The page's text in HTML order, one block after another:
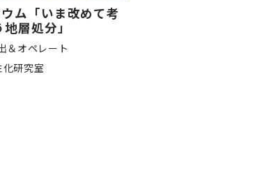
ム「いま改めて考
地層処分」
＆オペレート
研究室